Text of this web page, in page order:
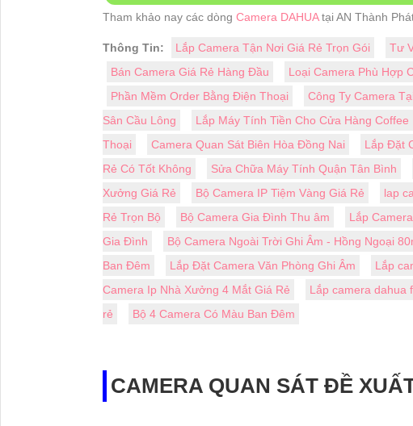
Tham khảo nay các dòng Camera DAHUAtại AN Thành
Thông Tin: Lắp Camera Tận Nơi Giá Rẻ Trọn Gói
Tư
Bán Camera Giá Rẻ Hàng Đầu
Loại Camera Phù Hợp
Phần Mềm Order Bằng Điện Thoại
Công Ty Camera
Sân Cầu Lông
Lắp Máy Tính Tiền Cho Cửa Hàng Coffee
Thoại
Camera Quan Sát Biên Hòa Đồng Nai Lắp Đặt
Rẻ Có Tốt Không
Sửa Chữa Máy Tính Quận Tân Bình
Xưởng Giá Rẻ
Bộ Camera IP Tiệm Vàng Giá Rẻ lap
Rẻ Trọn Bộ
Bộ Camera Gia Đình Thu âm Lắp
Gia Đình
Bộ Camera Ngoài Trời Ghi Âm - Hồng Ngoại
Ban Đêm
Lắp Đặt Camera Văn Phòng Ghi Âm Lắp
Camera Ip Nhà Xưởng 4 Mắt Giá Rẻ
Lắp camera dahua
rẻ
Bộ 4 Camera Có Màu Ban Đêm
CAMERA QUAN SÁT ĐỀ